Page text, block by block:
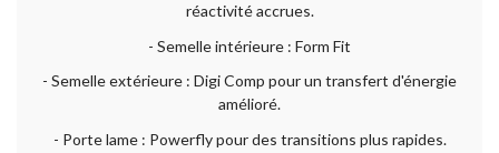
réactivité accrues.
- Semelle intérieure : Form Fit
- Semelle extérieure : Digi Comp pour un transfert d'énergie
amélioré.
- Porte lame : Powerfly pour des transitions plus rapides.